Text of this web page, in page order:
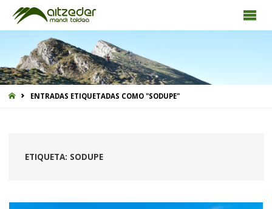
INICIOENTRADAS ETIQUETADAS COMO "SODUPE"
ETIQUETA: SODUPE